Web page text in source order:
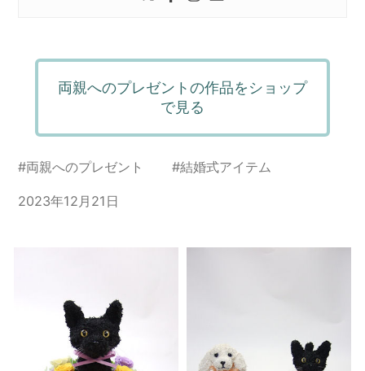
両親へのプレゼントの作品をショップ
で見る
#両親へのプレゼント #結婚式アイテム
2023年12月21日